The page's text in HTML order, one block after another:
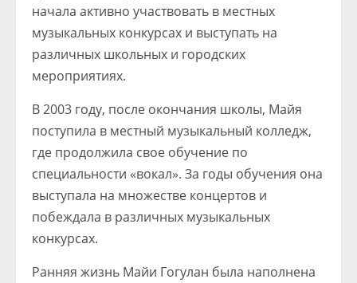
начала активно участвовать в местных
музыкальных конкурсах и выступать на
различных школьных и городских
мероприятиях.
В 2003 году, после окончания школы, Майя
поступила в местный музыкальный колледж,
где продолжила свое обучение по
специальности «вокал». За годы обучения она
выступала на множестве концертов и
побеждала в различных музыкальных
конкурсах.
Ранняя жизнь Майи Гогулан была наполнена